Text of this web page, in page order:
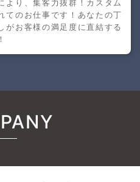
より、集客力抜群！カスタム
てのお仕事です！あなたの丁
がお客様の満足度に直結する